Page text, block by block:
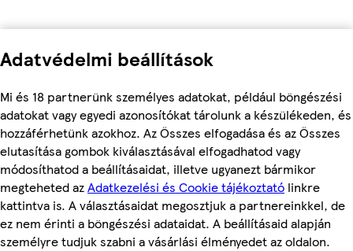
Adatvédelmi beállítások
Mi és 18 partnerünk személyes adatokat, például böngészési
adatokat vagy egyedi azonosítókat tárolunk a készülékeden, és
hozzáférhetünk azokhoz. Az Összes elfogadása és az Összes
elutasítása gombok kiválasztásával elfogadhatod vagy
módosíthatod a beállításaidat, illetve ugyanezt bármikor
megteheted azAdatkezelési és Cookie tájékoztató linkre
kattintva is. A választásaidat megosztjuk a partnereinkkel, de
ez nem érinti a böngészési adataidat. A beállításaid alapján
személyre tudjuk szabni a vásárlási élményedet az oldalon.